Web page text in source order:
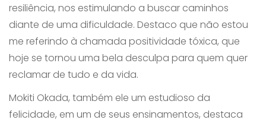
resiliência, nos estimulando a buscar caminhos
diante de uma dificuldade. Destaco que não estou
me referindo à chamada positividade tóxica, que
hoje se tornou uma bela desculpa para quem quer
reclamar de tudo e da vida.
Mokiti Okada, também ele um estudioso da
felicidade, em um de seus ensinamentos, destaca